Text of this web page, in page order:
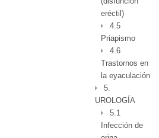
eréctil)
4.5
Priapismo
4.6
Trastornos en
la eyaculación
5.
UROLOGÍA
5.1
Infección de